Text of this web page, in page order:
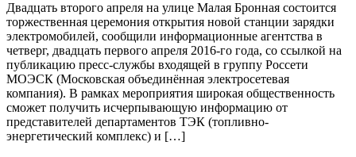
Двадцать второго апреля на улице Малая Бронная состоится
торжественная церемония открытия новой станции зарядки
электромобилей, сообщили информационные агентства в
четверг, двадцать первого апреля 2016-го года, со ссылкой на
публикацию пресс-службы входящей в группу Россети
МОЭСК (Московская объединённая электросетевая
компания). В рамках мероприятия широкая общественность
сможет получить исчерпывающую информацию от
представителей департаментов ТЭК (топливно-
энергетический комплекс) и […]